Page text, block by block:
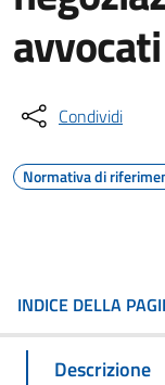
avvocati
Condividi
Normativa di
INDICE DELLA
Descrizione